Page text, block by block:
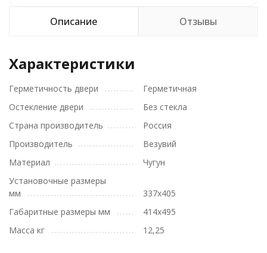
Описание Отзывы
Характеристики
Герметичность двери
Герметичная
Остекление двери
Без стекла
Страна производитель
Россия
Производитель
Везувий
Материал
Чугун
Установочные размеры
мм
337х405
Габаритные размеры мм
414х495
Масса кг
12,25